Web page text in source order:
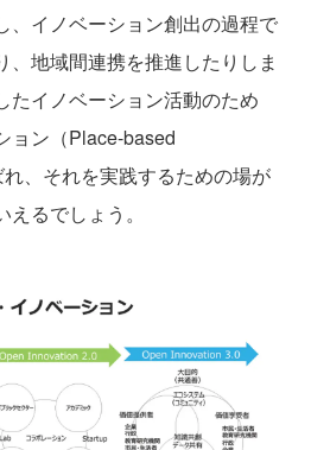
、イノベーション創出の過程で
、地域間連携を推進したりしま
たイノベーション活動のため
ョン（Place-based
、それを実践するための場が
るでしょう。